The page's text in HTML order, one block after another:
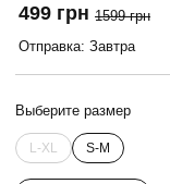
499 грн 1599 грн
Отправка: Завтра
Выберите размер
L-XL S-M